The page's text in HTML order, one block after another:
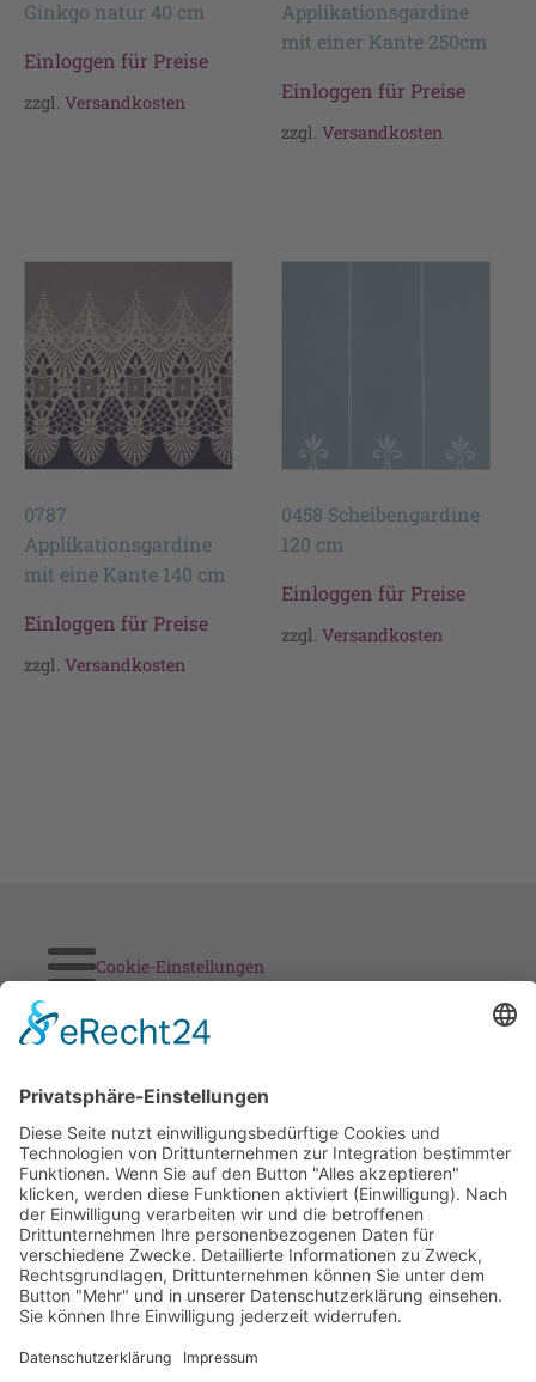
Ginkgo natur 40 cm
Einloggen für Preise
zzgl. Versandkosten
Applikationsgardine
mit einer Kante 250cm
Einloggen für Preise
zzgl.Versandkosten
0787
Applikationsgardine
mit eine Kante 140 cm
Einloggen für Preise
zzgl. Versandkosten
0458 Scheibengardine
120 cm
Einloggen für Preise
zzgl.Versandkosten
Cookie-Einstellungen
Stickereien & Textilien GmbH| Alle Rechte vorbehalten